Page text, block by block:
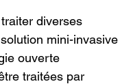
diverses
mini-invasive
ouverte
traitées par